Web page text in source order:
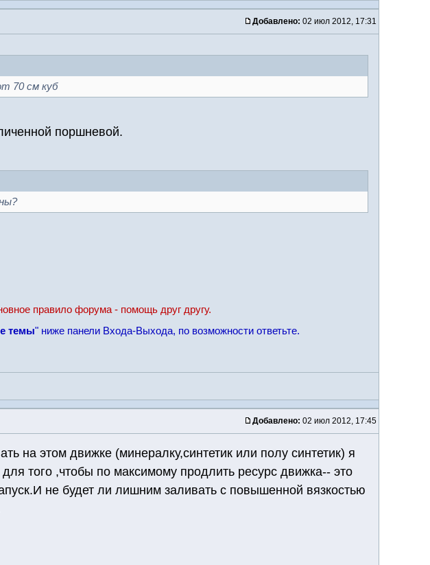
Добавлено: 02 июл 2012, 17:31
70 см куб
поршневой.
правило форума - помощь друг другу.
темы" ниже панели Входа-Выхода, по возможности ответьте.
Добавлено: 02 июл 2012, 17:45
на этом движке (минералку,синтетик или полу синтетик) я
того ,чтобы по максимому продлить ресурс движка-- это
не будет ли лишним заливать с повышенной вязкостью